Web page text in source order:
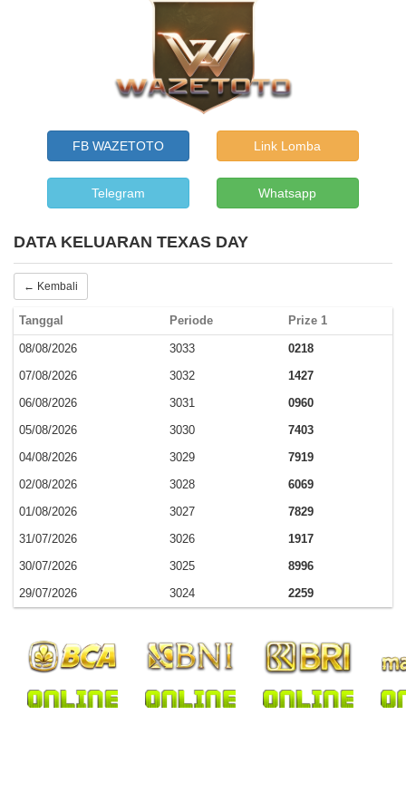
FB WAZETOTO Link Lomba
Telegram Whatsapp
DATA KELUARAN TEXAS DAY
← Kembali
Tanggal Periode Prize 1
08/08/2026 3033
0218
07/08/2026
3032
1427
06/08/2026
3031
0960
05/08/2026
3030
7403
04/08/2026
3029
7919
02/08/2026
3028
6069
01/08/2026
3027
7829
31/07/2026
3026
1917
30/07/2026
3025
8996
29/07/2026
3024 2259